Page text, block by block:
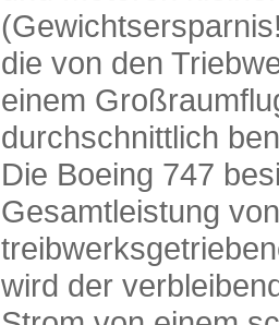
die von den
einem
durchschnittlich
Die Boeing 747
Gesamtleistung
wird der